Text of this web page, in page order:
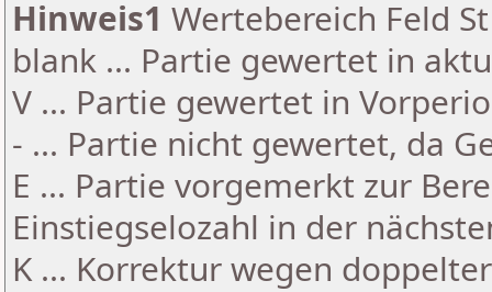
Hinweis1 Wertebereich Feld
blank ... Partie gewertet in
V ... Partie gewertet in
- ... Partie nicht gewertet, da
E ... Partie vorgemerkt zur
Einstiegselozahl in der
K ... Korrektur wegen